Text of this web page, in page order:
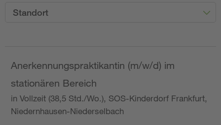
Standort
Anerkennungspraktikantin (m/w/d) im
stationären Bereich
in Vollzeit (38,5 Std./Wo.), SOS-Kinderdorf Frankfurt,
Niedernhausen-Niederselbach